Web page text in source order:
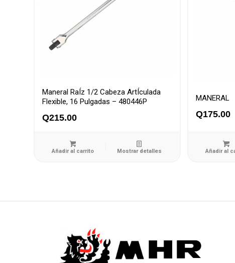
Maneral RaÍz 1/2 Cabeza ArtÍculada
Flexible, 16 Pulgadas – 480446P
Q215.00
Añadir al carrito Mostrar detalles
MANERAL
Q175.00
Añadir al